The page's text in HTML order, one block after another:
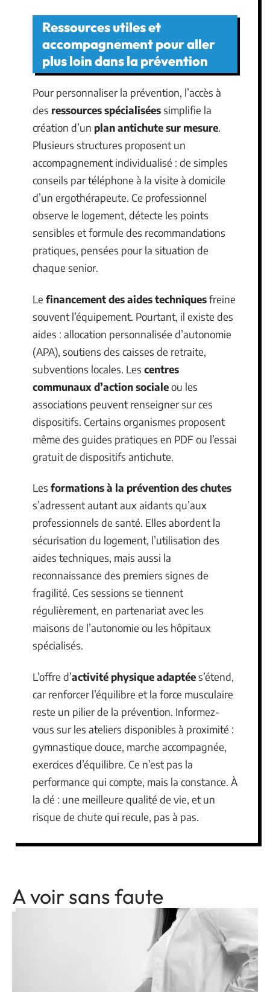
Ressources utiles et
accompagnement pour aller
plus loin dans la prévention
Pour personnaliser la prévention, l’accès à
des ressources spécialiséessimplifie la
création d’un plan antichute sur mesure.
Plusieurs structures proposent un
accompagnement individualisé : de simples
conseils par téléphone à la visite à domicile
d’un ergothérapeute. Ce professionnel
observe le logement, détecte les points
sensibles et formule des recommandations
pratiques, pensées pour la situation de
chaque senior.
Le financement des aides techniquesfreine
souvent l’équipement. Pourtant, il existe des
aides : allocation personnalisée d’autonomie
(APA), soutiens des caisses de retraite,
subventions locales. Les centres
communaux d’action socialeou les
associations peuvent renseigner sur ces
dispositifs. Certains organismes proposent
même des guides pratiques en PDF ou l’essai
gratuit de dispositifs antichute.
Les formations à la prévention des chutes
s’adressent autant aux aidants qu’aux
professionnels de santé. Elles abordent la
sécurisation du logement, l’utilisation des
aides techniques, mais aussi la
reconnaissance des premiers signes de
fragilité. Ces sessions se tiennent
régulièrement, en partenariat avec les
maisons de l’autonomie ou les hôpitaux
spécialisés.
L’offre d’activité physique adaptées’étend,
car renforcer l’équilibre et la force musculaire
reste un pilier de la prévention. Informez-
vous sur les ateliers disponibles à proximité :
gymnastique douce, marche accompagnée,
exercices d’équilibre. Ce n’est pas la
performance qui compte, mais la constance. À
la clé : une meilleure qualité de vie, et un
risque de chute qui recule, pas à pas.
A voir sans faute